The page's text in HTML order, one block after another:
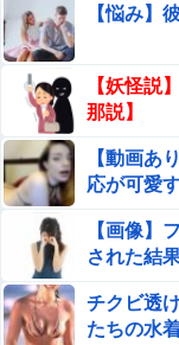
【悩み】
【妖怪説
那説】
【動画あ
応が可愛
【画像】
された結
チクビ透
たちの水